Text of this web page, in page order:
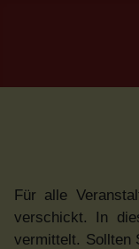
Für alle
verschickt. In
vermittelt. Sollten